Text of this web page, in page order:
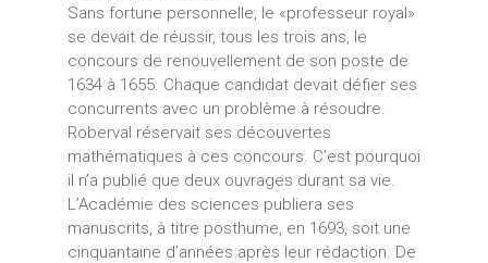
Sans fortune personnelle, le «professeur royal»
se devait de réussir, tous les trois ans, le
concours de renouvellement de son poste de
1634 à 1655. Chaque candidat devait défier ses
concurrents avec un problème à résoudre.
Roberval réservait ses découvertes
mathématiques à ces concours. C’est pourquoi
il n’a publié que deux ouvrages durant sa vie.
L’Académie des sciences publiera ses
manuscrits, à titre posthume, en 1693, soit une
cinquantaine d’années après leur rédaction. De